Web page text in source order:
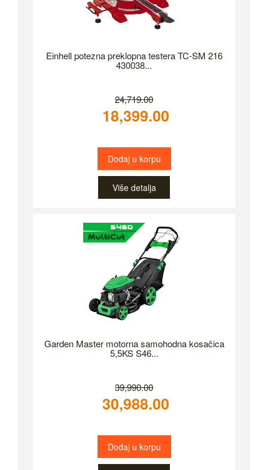
Einhell potezna preklopna testera TC-SM 216
430038...
24,719.00
18,399.00
Dodaj u korpu
Više detalja
Garden Master motorna samohodna kosačica
5,5KS S46...
39,990.00
30,988.00
Dodaj u korpu